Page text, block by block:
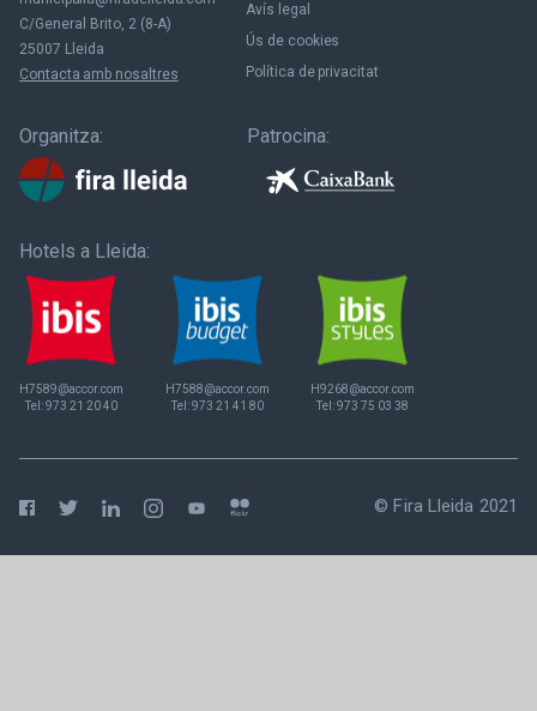
C/General Brito, 2 (8-A)
25007 Lleida
Contacta amb nosaltres
Avís legal
Ús de cookies
Política de privacitat
Organitza: Patrocina:
Hotels a Lleida:
H7589@accor.com
Tel:973 21 20 40
H7588@accor.com
Tel:973 21 41 80
H9268@accor.com
Tel:973 75 03 38
© Fira Lleida 2021